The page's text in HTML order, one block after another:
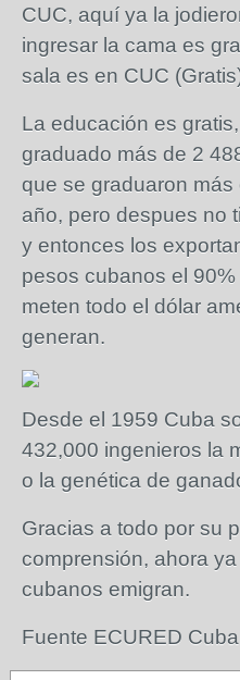
CUC, aquí ya la
ingresar la cama es
sala es en CUC
La educación es
graduado más de 2
que se graduaron
año, pero despues no
y entonces los
pesos cubanos el
meten todo el dólar
generan.
Desde el 1959 Cuba
432,000 ingenieros la
o la genética de
Gracias a todo por su
comprensión, ahora
cubanos emigran.
Fuente ECURED